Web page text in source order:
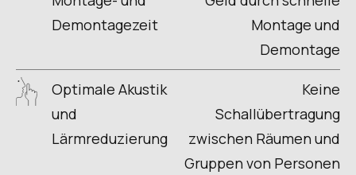
Demontagezeit
Montage und
Demontage
Optimale Akustik
und
Lärmreduzierung
Keine
Schallübertragung
zwischen Räumen und
Gruppen von Personen